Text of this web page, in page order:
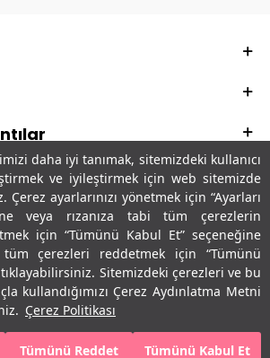
daha iyi tanımak, sitemizdeki kullanıcı
ve iyileştirmek için web sitemizde
Çerez ayarlarınızı yönetmek için “Ayarları
veya rızanıza tabi tüm çerezlerin
için “Tümünü Kabul Et” seçeneğine
tüm çerezleri reddetmek için “Tümünü
Sitemizdeki çerezleri ve bu
kullandığımızı Çerez Aydınlatma Metni
Çerez Politikası
Tümünü Reddet Tümünü Kabul Et